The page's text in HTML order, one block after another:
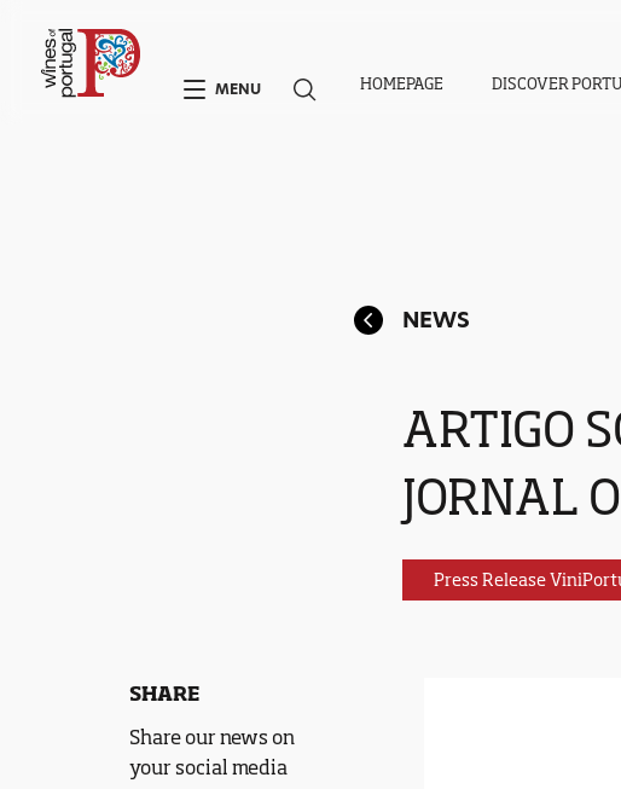
NEWS
ARTIGO
JORNAL
Press Release
SHARE
Share our news on
your social media
MENU HOMEPAGE DISCOVER